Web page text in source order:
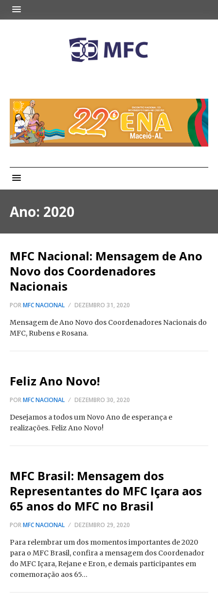
Ano: 2020
MFC Nacional: Mensagem de Ano
Novo dos Coordenadores
Nacionais
PORMFC NACIONAL DEZEMBRO 31, 2020
Mensagem de Ano Novo dos Coordenadores Nacionais do
MFC, Rubens e Rosana.
Feliz Ano Novo!
PORMFC NACIONAL DEZEMBRO 30, 2020
Desejamos a todos um Novo Ano de esperança e
realizações. Feliz Ano Novo!
MFC Brasil: Mensagem dos
Representantes do MFC Içara aos
65 anos do MFC no Brasil
PORMFC NACIONAL DEZEMBRO 29, 2020
Para relembrar um dos momentos importantes de 2020
para o MFC Brasil, confira a mensagem dos Coordenador
do MFC Içara, Rejane e Eron, e demais participantes em
comemoração aos 65…